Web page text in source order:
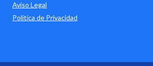
Aviso Legal
Política de Privacidad